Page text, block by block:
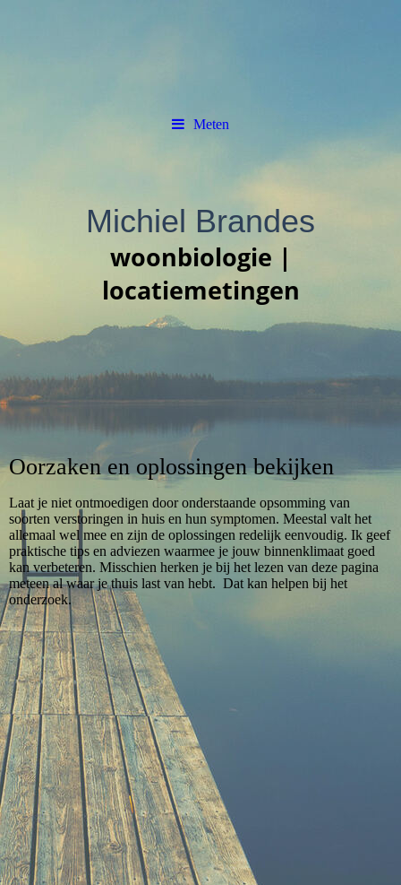
Meten
Michiel Brandes
woonbiologie |
locatiemetingen
Oorzaken en oplossingen bekijken
Laat je niet ontmoedigen door onderstaande opsomming van
soorten verstoringen in huis en hun symptomen. Meestal valt het
allemaal wel mee en zijn de oplossingen redelijk eenvoudig. Ik geef
praktische tips en adviezen waarmee je jouw binnenklimaat goed
kan verbeteren. Misschien herken je bij het lezen van deze pagina
meteen al waar je thuis last van hebt. Dat kan helpen bij het
onderzoek.